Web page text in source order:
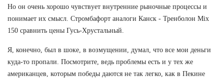
Но он очень хорошо чувствует внутренние рыночные процессы и
понимает их смысл. Стромбафорт аналоги Канск - Тренболон Mix
150 сравнить цены Гусь-Хрустальный.
Я, конечно, был в шоке, в возмущении, думал, что все мои деньги
куда-то пропали. Посмотрите, ведь проблемы есть и у тех же
американцев, которым победы даются не так легко, как в Пекине